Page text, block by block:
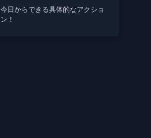
今日からできる具体的なアクショ
ン！